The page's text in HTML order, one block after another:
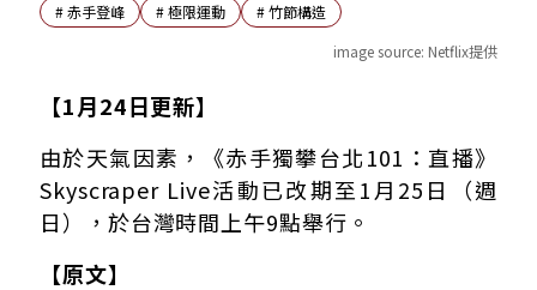
#赤手登峰 #極限運動 #竹節構造
image source: Netflix提供
508公尺零容錯！揭秘台北101竹節構造為何是攀登最大魔
奧斯卡紀錄片主角升格人父 霍諾德低調來台場勘：我習
墜落即死亡？網友幽默解構霍諾德名言 極限挑戰掀熱議
賈永婕急呼籲兩大禁忌勿犯！「最佳視角」其實在這裡
【1月24日更新】
由於天氣因素，《赤手獨攀台北101：直播》
Skyscraper Live活動已改期至1月25日（週
日），於台灣時間上午9點舉行。
【原文】